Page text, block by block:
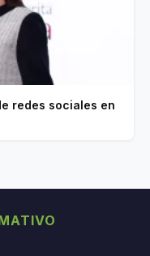
redes sociales en